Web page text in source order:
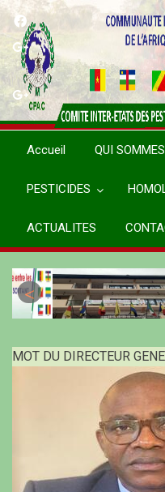
Aller
contenu
principal
Accueil QUI
PESTICIDES
ACTUALITES
MOT DU DIRECTEUR